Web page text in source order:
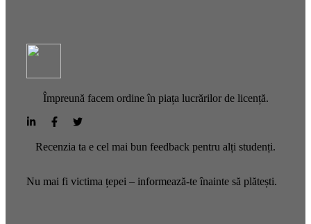
Împreună facem ordine în piața lucrărilor de licență.
Recenzia ta e cel mai bun feedback pentru alți studenți.
Nu mai fi victima țepei – informează-te înainte să plătești.